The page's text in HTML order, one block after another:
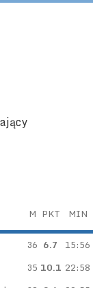
M PKT MIN
36 6.7 15:56
35 10.1 22:58